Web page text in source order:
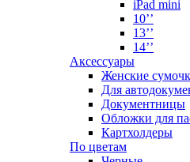
iPad mini
10’’
13’’
14’’
Аксессуары
Женские
Для
Документницы
Обложки для
Картхолдеры
По цветам